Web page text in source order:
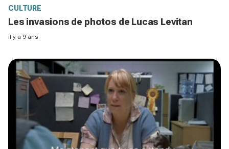
CULTURE
Les invasions de photos de Lucas Levitan
il y a 9 ans